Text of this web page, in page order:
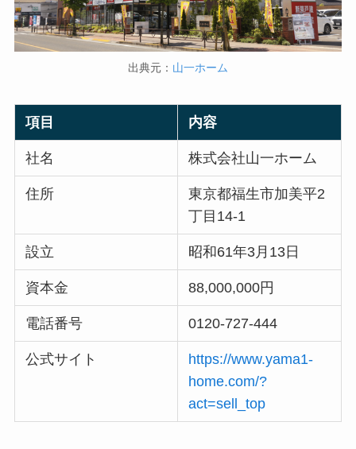
出典元： 山一ホーム
項目 内容
社名 株式会社山一ホーム
住所
東京都福生市加美平2
丁目14-1
設立 昭和61年3月13日
資本金 88,000,000円
電話番号 0120-727-444
公式サイト
https://www.yama1-
home.com/?
act=sell_top